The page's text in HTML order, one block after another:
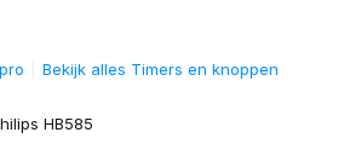
Bekijk alles Timers en knoppen
HB585